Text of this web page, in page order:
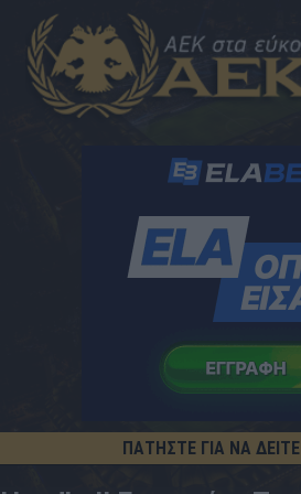
ΠΑΤΗΣΤΕ ΓΙΑ ΝΑ